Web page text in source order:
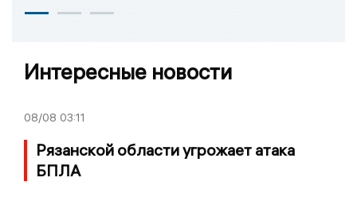
Интересные новости
08/08 03:11
Рязанской области угрожает атака
БПЛА